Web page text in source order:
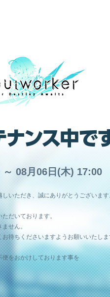
08月06日(木) 17:00
いただき、誠にありがとうございま
だいております。
せん。
待ちくださいますようお願いいたし
をおかけしております事を